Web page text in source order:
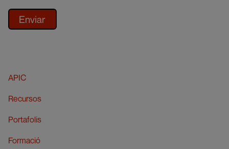
APIC
Recursos
Portafolis
Formació